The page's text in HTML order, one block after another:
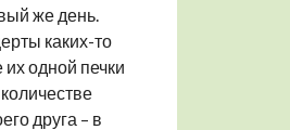
же день.
каких-то
одной печки
друга – в